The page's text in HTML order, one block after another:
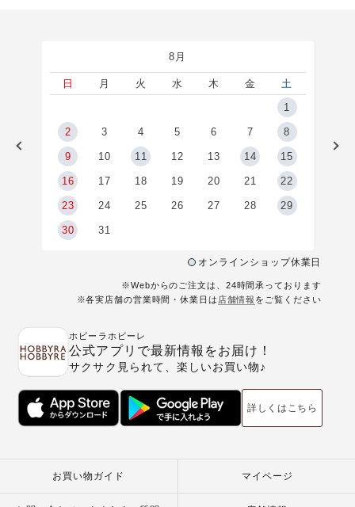
8月
日 月 火 水 木 金
土
1
2 3 4 5 6 7 8
9 10 11 12 13 14 15
16 17 18 19 20 21 22
23 24 25 26 27 28 29
30 31
オンラインショップ休業日
※Webからのご注文は、24時間承っております
※各実店舗の営業時間・休業日は 店舗情報 をご覧ください
ホビーラホビーレ
公式アプリで最新情報をお届け！
サクサク見られて、楽しいお買い物♪
詳しくはこちら
お買い物ガイド マイページ